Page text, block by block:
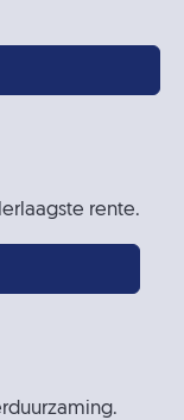
rente.